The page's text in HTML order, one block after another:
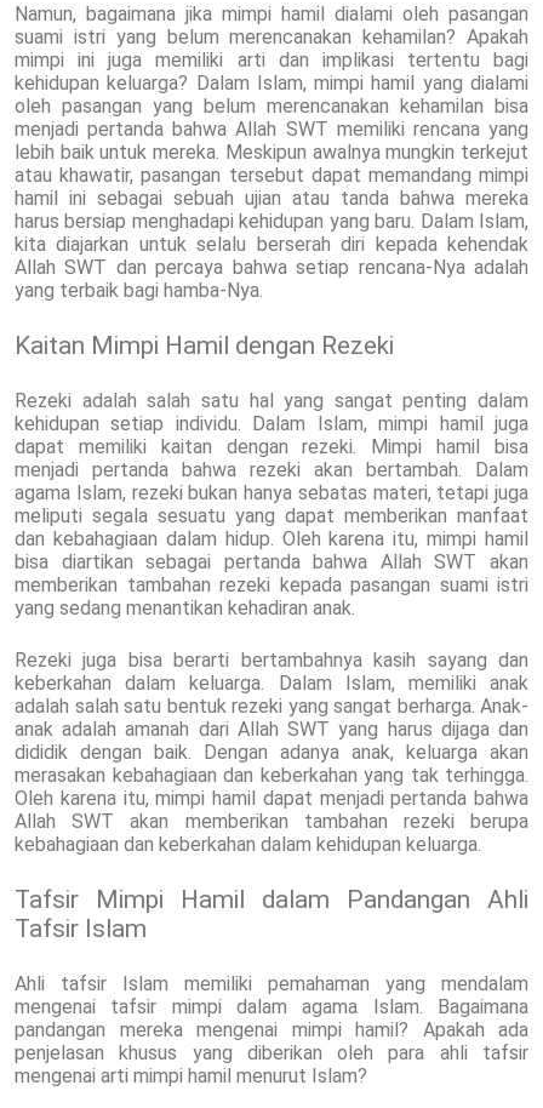
Namun, bagaimana jika mimpi hamil dialami oleh pasangan
suami istri yang belum merencanakan kehamilan? Apakah
mimpi ini juga memiliki arti dan implikasi tertentu bagi
kehidupan keluarga? Dalam Islam, mimpi hamil yang dialami
oleh pasangan yang belum merencanakan kehamilan bisa
menjadi pertanda bahwa Allah SWT memiliki rencana yang
lebih baik untuk mereka. Meskipun awalnya mungkin terkejut
atau khawatir, pasangan tersebut dapat memandang mimpi
hamil ini sebagai sebuah ujian atau tanda bahwa mereka
harus bersiap menghadapi kehidupan yang baru. Dalam Islam,
kita diajarkan untuk selalu berserah diri kepada kehendak
Allah SWT dan percaya bahwa setiap rencana-Nya adalah
yang terbaik bagi hamba-Nya.
Kaitan Mimpi Hamil dengan Rezeki
Rezeki adalah salah satu hal yang sangat penting dalam
kehidupan setiap individu. Dalam Islam, mimpi hamil juga
dapat memiliki kaitan dengan rezeki. Mimpi hamil bisa
menjadi pertanda bahwa rezeki akan bertambah. Dalam
agama Islam, rezeki bukan hanya sebatas materi, tetapi juga
meliputi segala sesuatu yang dapat memberikan manfaat
dan kebahagiaan dalam hidup. Oleh karena itu, mimpi hamil
bisa diartikan sebagai pertanda bahwa Allah SWT akan
memberikan tambahan rezeki kepada pasangan suami istri
yang sedang menantikan kehadiran anak.
Rezeki juga bisa berarti bertambahnya kasih sayang dan
keberkahan dalam keluarga. Dalam Islam, memiliki anak
adalah salah satu bentuk rezeki yang sangat berharga. Anak-
anak adalah amanah dari Allah SWT yang harus dijaga dan
dididik dengan baik. Dengan adanya anak, keluarga akan
merasakan kebahagiaan dan keberkahan yang tak terhingga.
Oleh karena itu, mimpi hamil dapat menjadi pertanda bahwa
Allah SWT akan memberikan tambahan rezeki berupa
kebahagiaan dan keberkahan dalam kehidupan keluarga.
Tafsir Mimpi Hamil dalam Pandangan Ahli
Tafsir Islam
Ahli tafsir Islam memiliki pemahaman yang mendalam
mengenai tafsir mimpi dalam agama Islam. Bagaimana
pandangan mereka mengenai mimpi hamil? Apakah ada
penjelasan khusus yang diberikan oleh para ahli tafsir
mengenai arti mimpi hamil menurut Islam?